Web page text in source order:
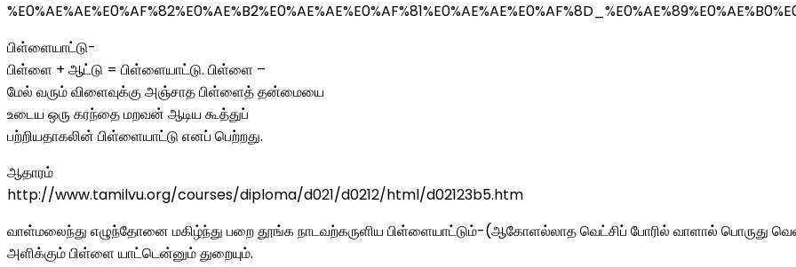
பிள்ளையாட்டு-
பிள்ளை + ஆட்டு = பிள்ளையாட்டு. பிள்ளை –
மேல் வரும் விளைவுக்கு அஞ்சாத பிள்ளைத் தன்மையை
உடைய ஒரு கரந்தை மறவன் ஆடிய கூத்துப்
பற்றியதாகலின் பிள்ளையாட்டு எனப் பெற்றது.
ஆதாரம்
http://www.tamilvu.org/courses/diploma/d021/d0212/html/d02123b5.htm
வாள்மலைந்து எழுந்தோனை மகிழ்ந்து பறை தூங்க நாடவற்கருளிய பிள்ளையாட்டும்-(ஆகோளல்லாத வெட்சிப் போரில் வாளால் பொருது
அளிக்கும் பிள்ளை யாட்டென்னும் துறையும்.